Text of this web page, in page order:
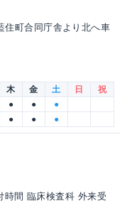
住町合同庁舎より北へ車
木 金 土 日
祝
● ●
●
● ● ●
時間 臨床検査科 外来受